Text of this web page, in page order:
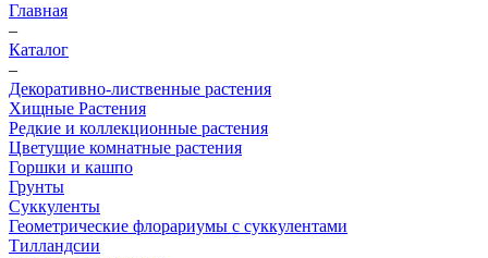
Главная
–
Каталог
–
Декоративно-лиственные растения
Хищные Растения
Редкие и коллекционные растения
Цветущие комнатные растения
Горшки и кашпо
Грунты
Суккуленты
Геометрические флорариумы с суккулентами
Тилландсии